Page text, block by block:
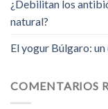
¿Debilitan los
natural?
El yogur Búlgaro:
COMENTARIOS